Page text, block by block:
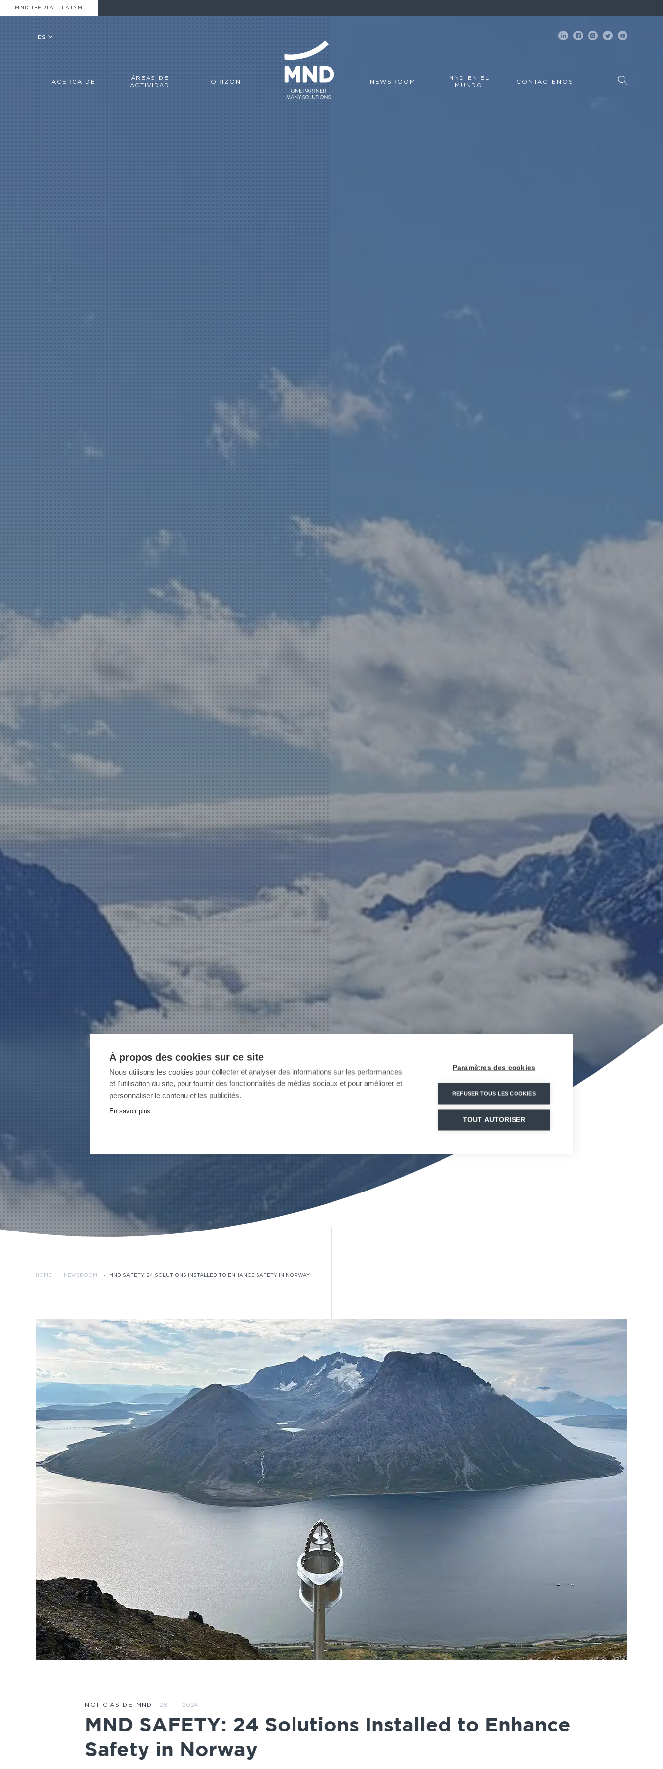
MND IBERIA – LATAM
ES
ACERCA DE
ÁREAS DE
ACTIVIDAD
ORIZON NEWSROOM
MND EN EL
MUNDO
CONTÁCTENOS
HOME · NEWSROOM · MND SAFETY: 24 SOLUTIONS INSTALLED TO ENHANCE SAFETY IN NORWAY
NOTICIAS DE MND 28 · 11 · 2024
MND SAFETY: 24 Solutions Installed to Enhance
Safety in Norway
À propos des cookies sur ce site
Nous utilisons les cookies pour collecter et analyser des informations sur les performances
et l'utilisation du site, pour fournir des fonctionnalités de médias sociaux et pour améliorer et
personnaliser le contenu et les publicités.
En savoir plus
Paramètres des cookies
REFUSER TOUS LES COOKIES
TOUT AUTORISER